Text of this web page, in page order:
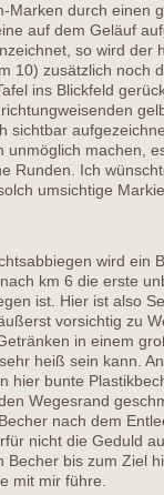
Marken durch einen
auf dem Geläuf
so wird der
10) zusätzlich noch
ins Blickfeld
sichtbar
unmöglich machen,
Runden. Ich
umsichtige
wird ein
km 6 die erste
ist. Hier ist also
vorsichtig zu
in einem
heiß sein kann.
hier bunte
Wegesrand
nach dem
nicht die Geduld
Becher bis zum Ziel
mit mir führe.